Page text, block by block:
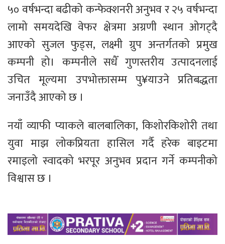
५० वर्षभन्दा बढीको कन्फेक्शनरी अनुभव र २५ वर्षभन्दा
लामो समयदेखि वेफर क्षेत्रमा अग्रणी स्थान ओगट्दै
आएको सुजल फुड्स, लक्ष्मी ग्रुप अन्तर्गतको प्रमुख
कम्पनी हो। कम्पनीले सधैँ गुणस्तरीय उत्पादनलाई
उचित मूल्यमा उपभोक्तासम्म पु¥याउने प्रतिबद्धता
जनाउँदै आएको छ ।
नयाँ व्याफी प्याकले बालबालिका, किशोरकिशोरी तथा
युवा माझ लोकप्रियता हासिल गर्दै हरेक बाइटमा
रमाइलो स्वादको भरपूर अनुभव प्रदान गर्ने कम्पनीको
विश्वास छ ।